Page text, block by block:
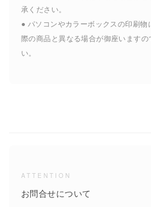
承ください。
● パソコンやカラーボックスの印刷
際の商品と異なる場合が御座います
い。
ATTENTION
お問合せについて